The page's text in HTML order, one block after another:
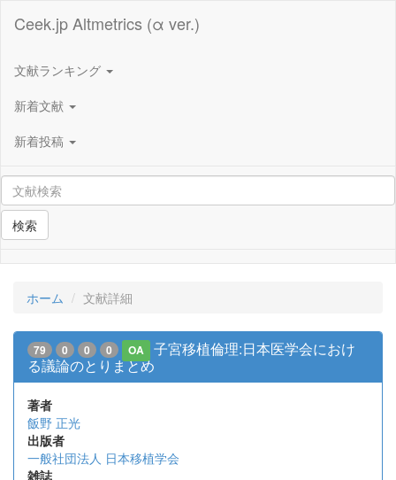
Ceek.jp Altmetrics (α ver.)
文献ランキング
新着文献
新着投稿
検索
ホーム 文献詳細
79 0 0 0 OA
子宮移植倫理:日本医学会におけ
る議論のとりまとめ
著者
飯野 正光
出版者
一般社団法人 日本移植学会
雑誌